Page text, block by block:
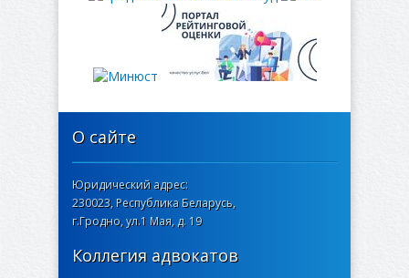
О сайте
Юридический адрес:
230023, Республика Беларусь,
г.Гродно, ул.1 Мая, д. 19
Коллегия адвокатов